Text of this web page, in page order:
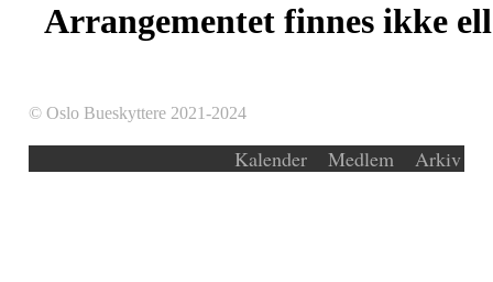
Arrangementet finnes ikke
© Oslo Bueskyttere 2021-2024
Kalender Medlem Arkiv